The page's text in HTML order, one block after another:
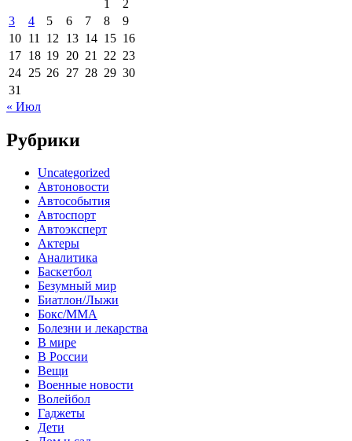
1
2
3
4 5 6 7 8
9
10 11 12 13 14 15 16
17 18 19 20 21 22 23
24 25 26 27 28 29 30
31
« Июл
Рубрики
Uncategorized
Автоновости
Автособытия
Автоспорт
Автоэксперт
Актеры
Аналитика
Баскетбол
Безумный мир
Биатлон/Лыжи
Бокс/MMA
Болезни и лекарства
В мире
В России
Вещи
Военные новости
Волейбол
Гаджеты
Дети